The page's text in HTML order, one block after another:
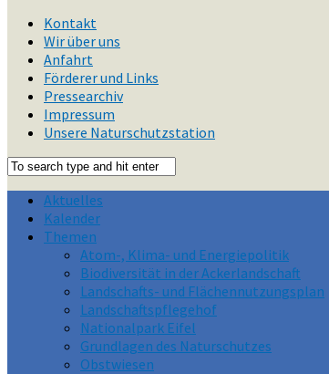
Kontakt
Wir über uns
Anfahrt
Förderer und Links
Pressearchiv
Impressum
Unsere Naturschutzstation
Aktuelles
Kalender
Themen
Atom-, Klima- und Energiepolitik
Biodiversität in der Ackerlandschaft
Landschafts- und Flächennutzungsplan
Landschaftspflegehof
Nationalpark Eifel
Grundlagen des Naturschutzes
Obstwiesen